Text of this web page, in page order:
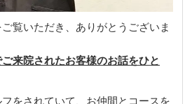
覧いただき、ありがとうございま
来院されたお客様のお話をひと
をされていて、お仲間とコースを